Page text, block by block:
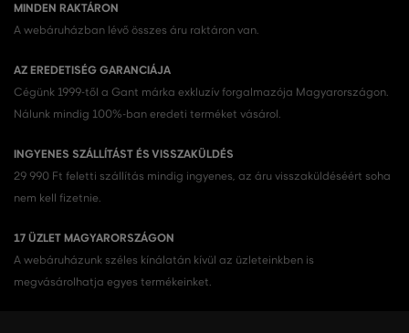
MINDEN RAKTÁRON
A webáruházban lévő összes áru raktáron van.
AZ EREDETISÉG GARANCIÁJA
Cégünk 1999-től a Gant márka exkluzív forgalmazója Magyarországon.
Nálunk mindig 100%-ban eredeti terméket vásárol.
INGYENES SZÁLLÍTÁST ÉS VISSZAKÜLDÉS
29 990 Ft feletti szállítás mindig ingyenes, az áru visszaküldéséért soha
nem kell fizetnie.
17 ÜZLET MAGYARORSZÁGON
A webáruházunk széles kínálatán kívül az üzleteinkben is
megvásárolhatja egyes termékeinket.